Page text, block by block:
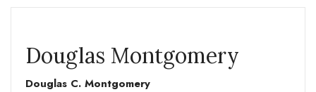
Douglas Montgomery
Douglas C. Montgomery